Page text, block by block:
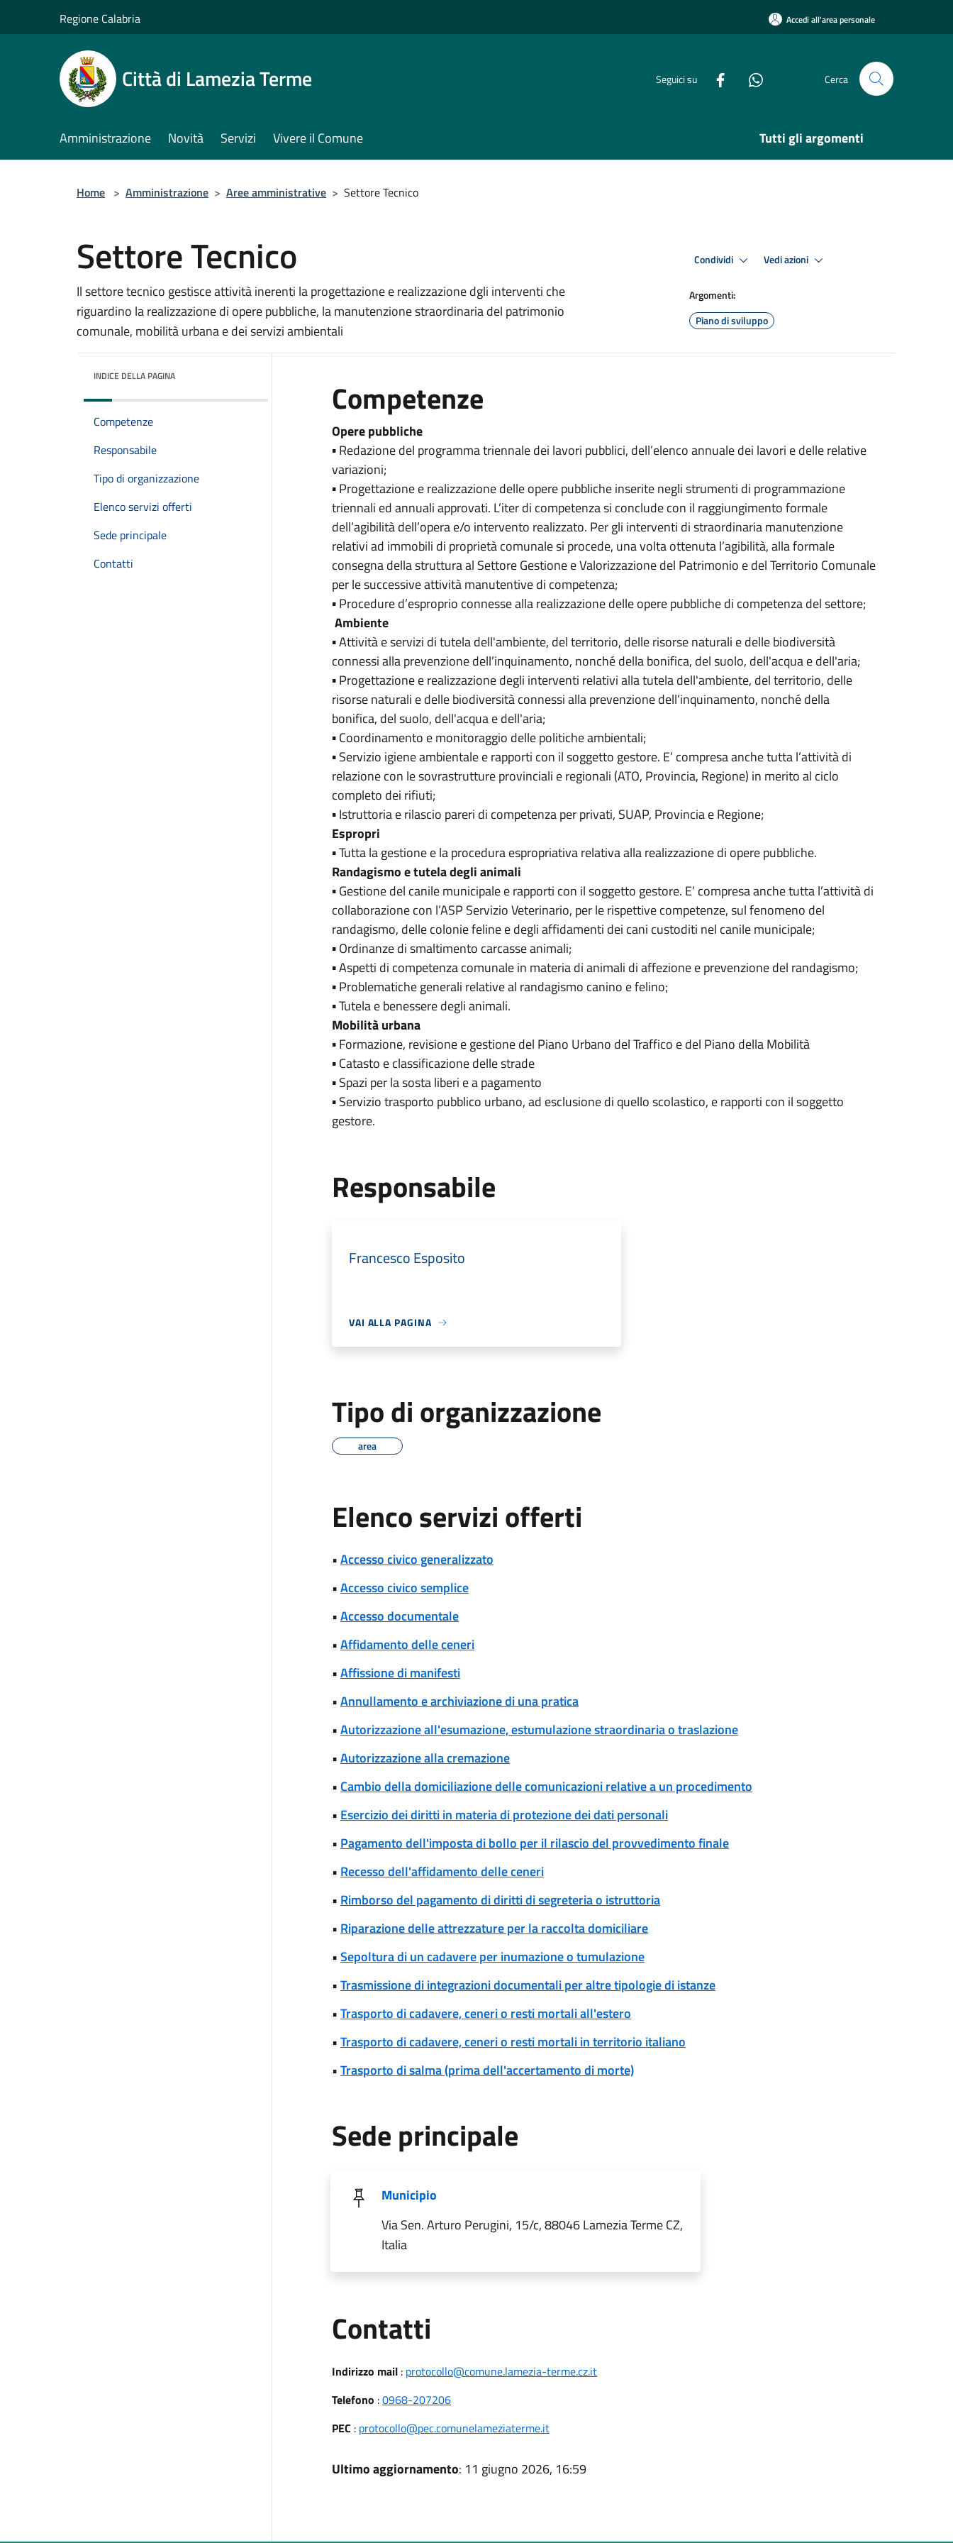
Regione Calabria Accedi all'area personale
Città di Lamezia Terme Seguici su Cerca
Amministrazione Novità Servizi Vivere il Comune Tutti gli argomenti
Home > Amministrazione > Aree amministrative > Settore Tecnico
Settore Tecnico
Il settore tecnico gestisce attività inerenti la progettazione e realizzazione dgli interventi che
riguardino la realizzazione di opere pubbliche, la manutenzione straordinaria del patrimonio
comunale, mobilità urbana e dei servizi ambientali
Condividi Vedi azioni
Argomenti:
Piano di sviluppo
INDICE DELLA PAGINA
Competenze
Responsabile
Tipo di organizzazione
Elenco servizi offerti
Sede principale
Contatti
Competenze
Opere pubbliche
▪ Redazione del programma triennale dei lavori pubblici, dell’elenco annuale dei lavori e delle relative
variazioni;
▪ Progettazione e realizzazione delle opere pubbliche inserite negli strumenti di programmazione
triennali ed annuali approvati. L’iter di competenza si conclude con il raggiungimento formale
dell’agibilità dell’opera e/o intervento realizzato. Per gli interventi di straordinaria manutenzione
relativi ad immobili di proprietà comunale si procede, una volta ottenuta l’agibilità, alla formale
consegna della struttura al Settore Gestione e Valorizzazione del Patrimonio e del Territorio Comunale
per le successive attività manutentive di competenza;
▪ Procedure d’esproprio connesse alla realizzazione delle opere pubbliche di competenza del settore;
Ambiente
▪ Attività e servizi di tutela dell'ambiente, del territorio, delle risorse naturali e delle biodiversità
connessi alla prevenzione dell’inquinamento, nonché della bonifica, del suolo, dell'acqua e dell'aria;
▪ Progettazione e realizzazione degli interventi relativi alla tutela dell'ambiente, del territorio, delle
risorse naturali e delle biodiversità connessi alla prevenzione dell’inquinamento, nonché della
bonifica, del suolo, dell'acqua e dell'aria;
▪ Coordinamento e monitoraggio delle politiche ambientali;
▪ Servizio igiene ambientale e rapporti con il soggetto gestore. E’ compresa anche tutta l’attività di
relazione con le sovrastrutture provinciali e regionali (ATO, Provincia, Regione) in merito al ciclo
completo dei rifiuti;
▪ Istruttoria e rilascio pareri di competenza per privati, SUAP, Provincia e Regione;
Espropri
▪ Tutta la gestione e la procedura espropriativa relativa alla realizzazione di opere pubbliche.
Randagismo e tutela degli animali
▪ Gestione del canile municipale e rapporti con il soggetto gestore. E’ compresa anche tutta l’attività di
collaborazione con l’ASP Servizio Veterinario, per le rispettive competenze, sul fenomeno del
randagismo, delle colonie feline e degli affidamenti dei cani custoditi nel canile municipale;
▪ Ordinanze di smaltimento carcasse animali;
▪ Aspetti di competenza comunale in materia di animali di affezione e prevenzione del randagismo;
▪ Problematiche generali relative al randagismo canino e felino;
▪ Tutela e benessere degli animali.
Mobilità urbana
▪ Formazione, revisione e gestione del Piano Urbano del Traffico e del Piano della Mobilità
▪ Catasto e classificazione delle strade
▪ Spazi per la sosta liberi e a pagamento
▪ Servizio trasporto pubblico urbano, ad esclusione di quello scolastico, e rapporti con il soggetto
gestore.
Responsabile
Francesco Esposito
VAI ALLA PAGINA
Tipo di organizzazione
area
Elenco servizi offerti
•Accesso civico generalizzato
•Accesso civico semplice
•Accesso documentale
•Affidamento delle ceneri
•Affissione di manifesti
•Annullamento e archiviazione di una pratica
•Autorizzazione all'esumazione, estumulazione straordinaria o traslazione
•Autorizzazione alla cremazione
• Cambio della domiciliazione delle comunicazioni relative a un procedimento
• Esercizio dei diritti in materia di protezione dei dati personali
• Pagamento dell'imposta di bollo per il rilascio del provvedimento finale
• Recesso dell'affidamento delle ceneri
• Rimborso del pagamento di diritti di segreteria o istruttoria
• Riparazione delle attrezzature per la raccolta domiciliare
•Sepoltura di un cadavere per inumazione o tumulazione
•Trasmissione di integrazioni documentali per altre tipologie di istanze
•Trasporto di cadavere, ceneri o resti mortali all'estero
•Trasporto di cadavere, ceneri o resti mortali in territorio italiano
•Trasporto di salma (prima dell'accertamento di morte)
Sede principale
Municipio
Via Sen. Arturo Perugini, 15/c, 88046 Lamezia Terme CZ,
Italia
Contatti
Indirizzo mail: protocollo@comune.lamezia-terme.cz.it
Telefono :0968-207206
PEC : protocollo@pec.comunelameziaterme.it
Ultimo aggiornamento: 11 giugno 2026, 16:59